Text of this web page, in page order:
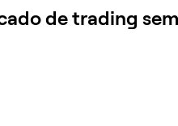
de trading